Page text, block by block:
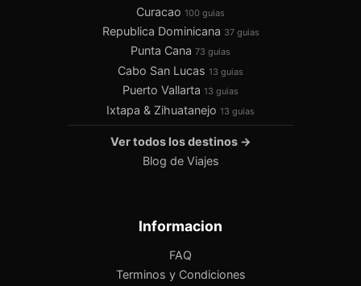
Curacao 100 guias
Republica Dominicana 37 guias
Punta Cana 73 guias
Cabo San Lucas 13 guias
Puerto Vallarta 13 guias
Ixtapa & Zihuatanejo 13 guias
Ver todos los destinos →
Blog de Viajes
Informacion
FAQ
Terminos y Condiciones